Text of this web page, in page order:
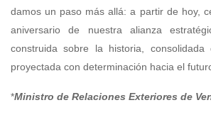
damos un paso más allá: a partir de hoy,
aniversario de nuestra alianza
construida sobre la historia,
proyectada con determinación hacia el
*Ministro de Relaciones Exteriores de